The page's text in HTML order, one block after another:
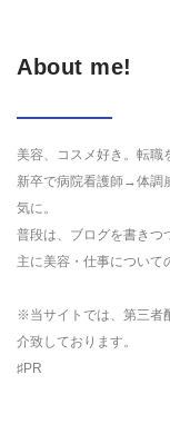
About me!
美容、コスメ好き。転職
新卒で病院看護師→体調
気に。
普段は、ブログを書きつ
主に美容・仕事について
※当サイトでは、第三者
介致しております。
♯PR